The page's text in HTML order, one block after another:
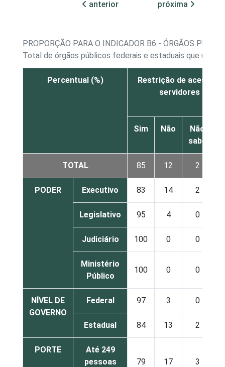
anterior
próxima
PROPORÇÃO PARA O INDICADOR B6 - ÓRGÃOS
Total de órgãos públicos federais e estaduais que
Percentual (%)
Restrição de acesso
servidores
Sim Não
Não
sabe
TOTAL 85 12 2
PODER Executivo 83 14 2
Legislativo 95 4 0
Judiciário 100 0 0
Ministério
Público
100 0 0
NÍVEL DE
GOVERNO
Federal 97 3 0
Estadual 84 13 2
PORTE
Até 249
pessoas
79 17 3